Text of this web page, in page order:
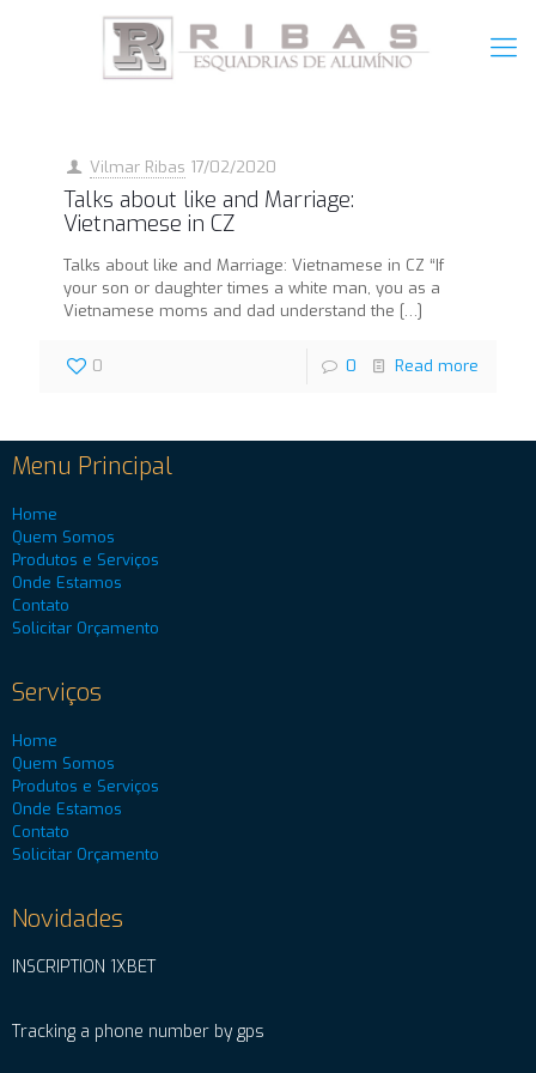
Vilmar Ribas 17/02/2020
Talks about like and Marriage:
Vietnamese in CZ
Talks about like and Marriage: Vietnamese in CZ “If
your son or daughter times a white man, you as a
Vietnamese moms and dad understand the […]
0 0 Read more
Menu Principal
Home
Quem Somos
Produtos e Serviços
Onde Estamos
Contato
Solicitar Orçamento
Serviços
Home
Quem Somos
Produtos e Serviços
Onde Estamos
Contato
Solicitar Orçamento
Novidades
INSCRIPTION 1XBET
Tracking a phone number by gps